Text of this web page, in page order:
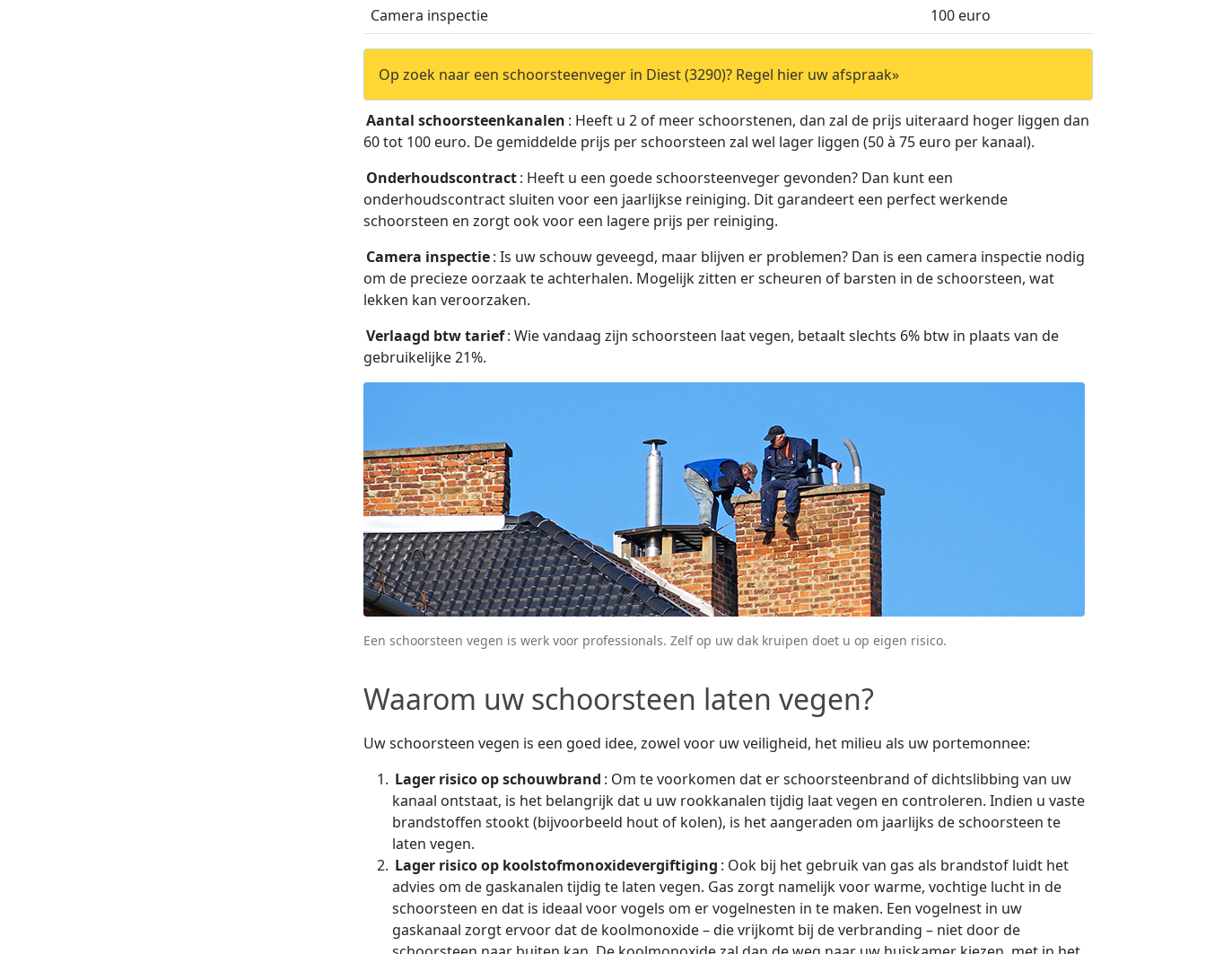
Camera inspectie
100 euro
Op zoek naar een schoorsteenveger in Diest (3290)? Regel hier uw afspraak»
Aantal schoorsteenkanalen : Heeft u 2 of meer schoorstenen, dan zal de prijs uiteraard hoger liggen dan
60 tot 100 euro. De gemiddelde prijs per schoorsteen zal wel lager liggen (50 à 75 euro per kanaal).
Onderhoudscontract: Heeft u een goede schoorsteenveger gevonden? Dan kunt een
onderhoudscontract sluiten voor een jaarlijkse reiniging. Dit garandeert een perfect werkende
schoorsteen en zorgt ook voor een lagere prijs per reiniging.
Camera inspectie: Is uw schouw geveegd, maar blijven er problemen? Dan is een camera inspectie nodig
om de precieze oorzaak te achterhalen. Mogelijk zitten er scheuren of barsten in de schoorsteen, wat
lekken kan veroorzaken.
Verlaagd btw tarief: Wie vandaag zijn schoorsteen laat vegen, betaalt slechts 6% btw in plaats van de
gebruikelijke 21%.
Een schoorsteen vegen is werk voor professionals. Zelf op uw dak kruipen doet u op eigen risico.
Waarom uw schoorsteen laten vegen?
Uw schoorsteen vegen is een goed idee, zowel voor uw veiligheid, het milieu als uw portemonnee:
Lager risico op schouwbrand : Om te voorkomen dat er schoorsteenbrand of dichtslibbing van uw
kanaal ontstaat, is het belangrijk dat u uw rookkanalen tijdig laat vegen en controleren. Indien u vaste
brandstoffen stookt (bijvoorbeeld hout of kolen), is het aangeraden om jaarlijks de schoorsteen te
laten vegen.
Lager risico op koolstofmonoxidevergiftiging : Ook bij het gebruik van gas als brandstof luidt het
advies om de gaskanalen tijdig te laten vegen. Gas zorgt namelijk voor warme, vochtige lucht in de
schoorsteen en dat is ideaal voor vogels om er vogelnesten in te maken. Een vogelnest in uw
gaskanaal zorgt ervoor dat de koolmonoxide – die vrijkomt bij de verbranding – niet door de